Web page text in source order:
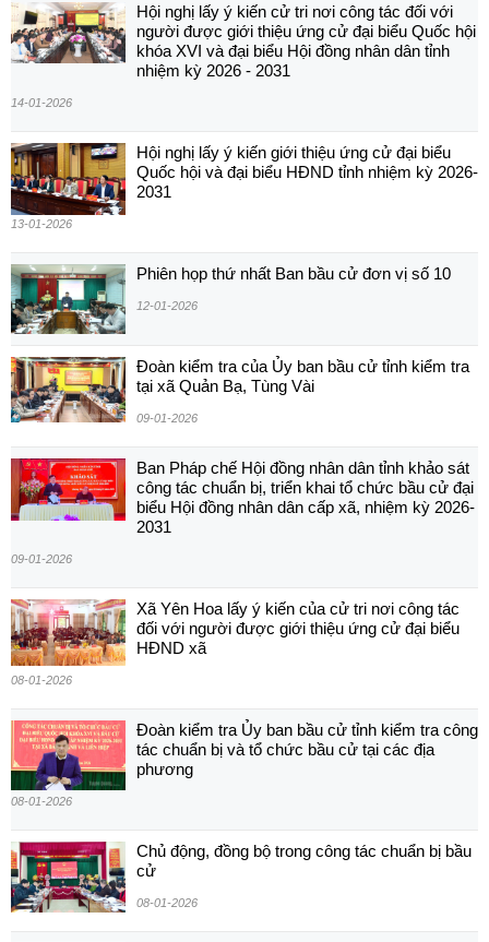
Hội nghị lấy ý kiến cử tri nơi công tác đối với
người được giới thiệu ứng cử đại biểu Quốc hội
khóa XVI và đại biểu Hội đồng nhân dân tỉnh
nhiệm kỳ 2026 - 2031
14-01-2026
Hội nghị lấy ý kiến giới thiệu ứng cử đại biểu
Quốc hội và đại biểu HĐND tỉnh nhiệm kỳ 2026-
2031
13-01-2026
Phiên họp thứ nhất Ban bầu cử đơn vị số 10
12-01-2026
Đoàn kiểm tra của Ủy ban bầu cử tỉnh kiểm tra
tại xã Quản Bạ, Tùng Vài
09-01-2026
Ban Pháp chế Hội đồng nhân dân tỉnh khảo sát
công tác chuẩn bị, triển khai tổ chức bầu cử đại
biểu Hội đồng nhân dân cấp xã, nhiệm kỳ 2026-
2031
09-01-2026
Xã Yên Hoa lấy ý kiến của cử tri nơi công tác
đối với người được giới thiệu ứng cử đại biểu
HĐND xã
08-01-2026
Đoàn kiểm tra Ủy ban bầu cử tỉnh kiểm tra công
tác chuẩn bị và tổ chức bầu cử tại các địa
phương
08-01-2026
Chủ động, đồng bộ trong công tác chuẩn bị bầu
cử
08-01-2026